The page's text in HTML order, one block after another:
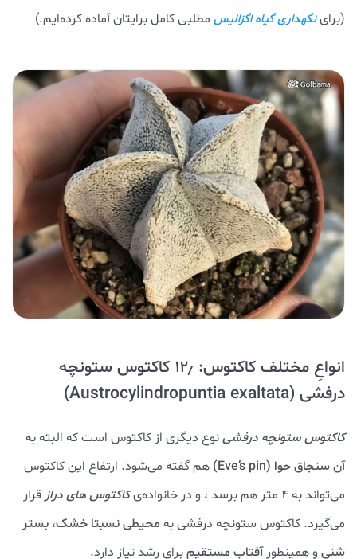
(براینگهداری گیاه اگزالیس مطلبی کامل برایتان آماده کرده‌ایم.)
انواعِ مختلف کاکتوس: ۱۲٫ کاکتوس ستونچه
درفشی (Austrocylindropuntia exaltata)
کاکتوس ستونچه درفشینوع دیگری از کاکتوس است که البته به
آنسنجاق حوا (Eve’s pin)
هم گفته می‌شود. ارتفاع این کاکتوس
می‌تواند به ۴ متر هم برسد ، و در خانواده‌ی
کاکتوس های دراز قرار
می‌گیرد. کاکتوس ستونچه درفشی بهمحیطی نسبتا خشک، بستر
شنی و همینطورآفتاب مستقیمبرای رشد نیاز دارد.